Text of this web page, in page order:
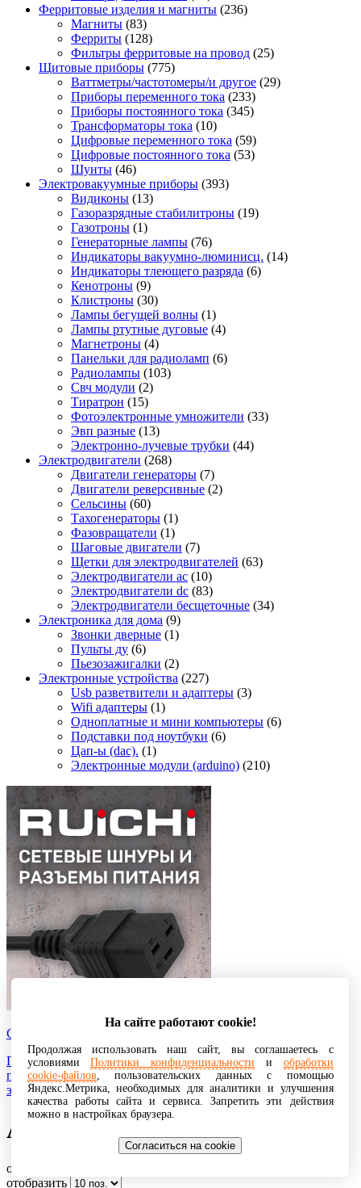
Ферритовые изделия и магниты (236)
Магниты (83)
Ферриты (128)
Фильтры ферритовые на провод (25)
Щитовые приборы (775)
Ваттметры/частотомеры/и другое (29)
Приборы переменного тока (233)
Приборы постоянного тока (345)
Трансформаторы тока (10)
Цифровые переменного тока (59)
Цифровые постоянного тока (53)
Шунты (46)
Электровакуумные приборы (393)
Видиконы (13)
Газоразрядные стабилитроны (19)
Газотроны (1)
Генераторные лампы (76)
Индикаторы вакуумно-люминисц. (14)
Индикаторы тлеющего разряда (6)
Кенотроны (9)
Клистроны (30)
Лампы бегущей волны (1)
Лампы ртутные дуговые (4)
Магнетроны (4)
Панельки для радиоламп (6)
Радиолампы (103)
Свч модули (2)
Тиратрон (15)
Фотоэлектронные умножители (33)
Эвп разные (13)
Электронно-лучевые трубки (44)
Электродвигатели (268)
Двигатели генераторы (7)
Двигатели реверсивные (2)
Сельсины (60)
Тахогенераторы (1)
Фазовращатели (1)
Шаговые двигатели (7)
Щетки для электродвигателей (63)
Электродвигатели ac (10)
Электродвигатели dc (83)
Электродвигатели бесщеточные (34)
Электроника для дома (9)
Звонки дверные (1)
Пульты ду (6)
Пьезозажигалки (2)
Электронные устройства (227)
Usb разветвители и адаптеры (3)
Wifi адаптеры (1)
Одноплатные и мини компьютеры (6)
Подставки под ноутбуки (6)
Цап-ы (dac). (1)
Электронные модули (arduino) (210)
Сетевые шнуры
Представляют собой разновидность кабельной продукции,
предназначенную для соединения различной техники с
электрической сетью.
Антенны wifi
отображено: 27 из 27 записей
отобразить
На сайте работают cookie!
Продолжая использовать наш сайт, вы соглашаетесь с
условиямиПолитики конфиденциальности и обработки
cookie-файлов, пользовательских данных с помощью
Яндекс.Метрика, необходимых для аналитики и улучшения
качества работы сайта и сервиса. Запретить эти действия
можно в настройках браузера.
Согласиться на cookie